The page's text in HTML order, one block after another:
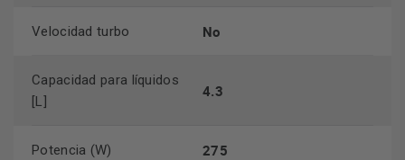
Velocidad turbo No
Capacidad para líquidos
[L]
4.3
Potencia (W) 275